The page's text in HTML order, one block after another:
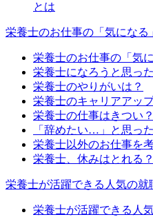
とは
栄養士のお仕事の「気になる
栄養士のお仕事の「気
栄養士になろうと思っ
栄養士のやりがいは？
栄養士のキャリアアッ
栄養士の仕事はきつい？
「辞めたい…」と思っ
栄養士以外のお仕事を
栄養士、休みはとれる？
栄養士が活躍できる人気の就
栄養士が活躍できる人